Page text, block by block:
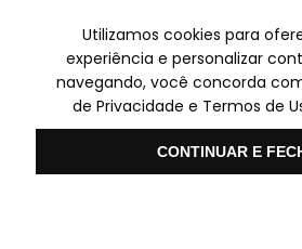
Televendas
SP
✆ (11) 3014-
Utilizamos cookies para
experiência e personalizar
navegando, você concorda
de Privacidade e Termos de
CONTINUAR E